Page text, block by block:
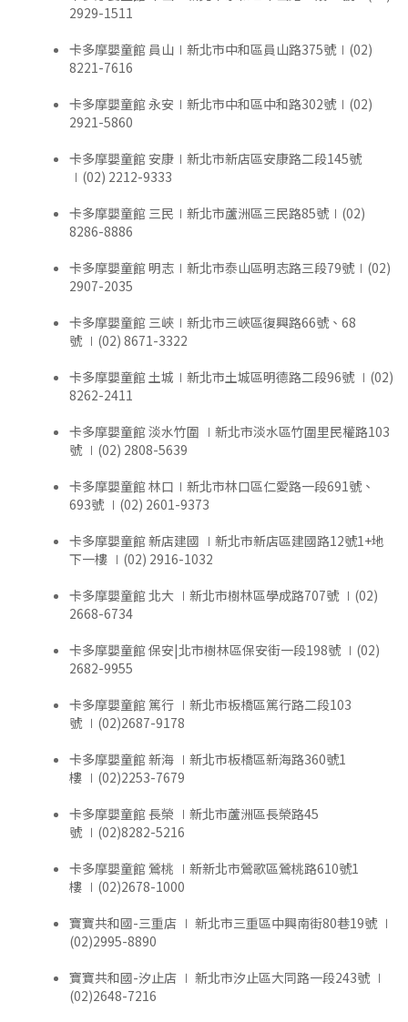
2929-1511
卡多摩嬰童館 員山∣新北市中和區員山路375號∣(02)
8221-7616
卡多摩嬰童館 永安∣新北市中和區中和路302號∣(02)
2921-5860
卡多摩嬰童館 安康∣新北市新店區安康路二段145號
∣(02) 2212-9333
卡多摩嬰童館 三民∣新北市蘆洲區三民路85號∣(02)
8286-8886
卡多摩嬰童館 明志∣新北市泰山區明志路三段79號∣(02)
2907-2035
卡多摩嬰童館 三峽∣新北市三峽區復興路66號、68
號 ∣(02) 8671-3322
卡多摩嬰童館 土城∣新北市土城區明德路二段96號 ∣(02)
8262-2411
卡多摩嬰童館 淡水竹圍 ∣新北市淡水區竹圍里民權路103
號 ∣(02) 2808-5639
卡多摩嬰童館 林口∣新北市林口區仁愛路一段691號、
693號 ∣(02) 2601-9373
卡多摩嬰童館 新店建國 ∣新北市新店區建國路12號1+地
下一樓 ∣(02) 2916-1032
卡多摩嬰童館 北大 ∣新北市樹林區學成路707號 ∣(02)
2668-6734
卡多摩嬰童館 保安|北市樹林區保安街一段198號 ∣(02)
2682-9955
卡多摩嬰童館 篤行 ∣新北市板橋區篤行路二段103
號 ∣(02)2687-9178
卡多摩嬰童館 新海 ∣新北市板橋區新海路360號1
樓 ∣(02)2253-7679
卡多摩嬰童館 長榮 ∣新北市蘆洲區長榮路45
號 ∣(02)8282-5216
卡多摩嬰童館 鶯桃 ∣新新北市鶯歌區鶯桃路610號1
樓 ∣(02)2678-1000
寶寶共和國-三重店 ∣ 新北市三重區中興南街80巷19號 ∣
(02)2995-8890
寶寶共和國-汐止店 ∣ 新北市汐止區大同路一段243號 ∣
(02)2648-7216